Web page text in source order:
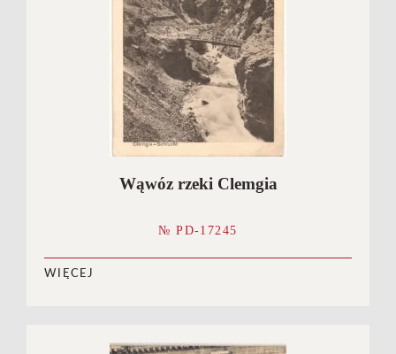
Wąwóz rzeki Clemgia
№ PD-17245
WIĘCEJ